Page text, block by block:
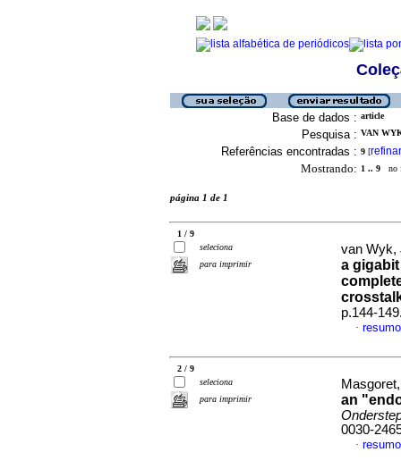
Base de dados : article
Pesquisa : VAN
Referências encontradas : 9 [refinar
Mostrando: 1 .. 9 no
página 1 de 1
1 / 9
seleciona
para imprimir
van Wyk,
a
p.144-
·
2 / 9
seleciona
para imprimir
an
0030-
·